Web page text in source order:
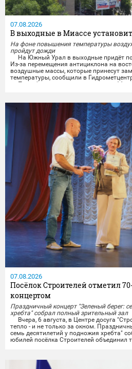
07.08.2026
В выходные в Миассе
На фоне повышения температуры
пройдут дожди
На Южный Урал в выходные придёт
Из-за перемещения антициклона на
воздушные массы, которые принесут
температуры, сообщили в
По информации синоптиков, в субботу
07.08.2026
Посёлок Строителей отметил
концертом
Праздничный концерт "Зеленый берег:
хребта" собрал полный зрительный зал
Вчера, 6 августа, в Центре досуга
тепло - и не только за окном.
семь десятилетий у подножия хребта"
юбилей посёлка Строителей объединил
Со сцены звучали тёплые слова...